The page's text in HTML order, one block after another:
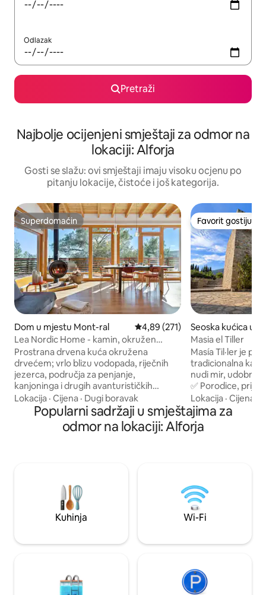
Odlazak
Pretraži
Najbolje ocijenjeni smještaji za odmor na
lokaciji: Alforja
Gosti se slažu: ovi smještaji imaju visoku ocjenu po
pitanju lokacije, čistoće i još kategorija.
Superdomaćin
Superdomaćin
Dom u mjestu Mont-ral Prosječna ocjena: 4,89 od 5,
4,89 (271)
Lea Nordic Home - kamin, okružen
šumom
Prostrana drvena kuća okružena
drvećem; vrlo blizu vodopada, riječnih
jezerca, područja za penjanje,
kanjoninga i drugih avanturističkih
sportova. Prilagođeno radnicima na
daljinu i rad na daljinu s dobrom Wi-Fi
mrežom. Veliki prozori s savršenom
privatnošću. Moderan udoban kamin
Pronađite naš videozapis na našem
Youtube kanalu: Husliving / „Casa
Nórdica Lea - Lea Nordic Home”
Lokacija · Cijena · Dugi boravak
Favorit gostiju
Favorit gostiju
Seoska kućica u
gona
Masia el Tiller
Masía Til·ler je
tradicionalna
nudi mir,
✅ Porodice,
Rustikalni dnevni
kuhinja i spavaće
Privatni vrtovi,
Aktivnosti:
Cambrilsa,
Barcelone
Lokacija ·Cijena
Popularni sadržaji u smještajima za
odmor na lokaciji: Alforja
Kuhinja Wi-Fi